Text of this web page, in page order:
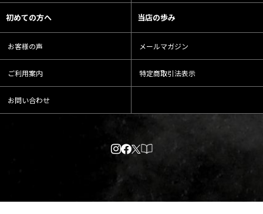
初めての方へ 当店の歩み
お客様の声 メールマガジン
ご利用案内 特定商取引法表示
お問い合わせ